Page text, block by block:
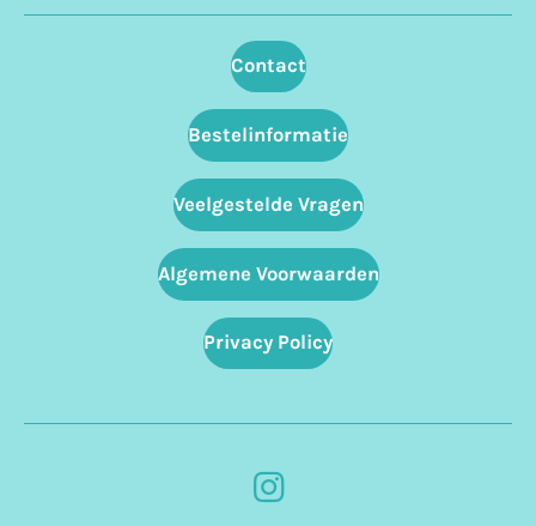
Contact
Bestelinformatie
Veelgestelde Vragen
Algemene Voorwaarden
Privacy Policy
I